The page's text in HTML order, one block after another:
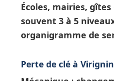
Écoles, mairies, gîtes
souvent 3 à 5
organigramme de
Perte de clé à Virignin